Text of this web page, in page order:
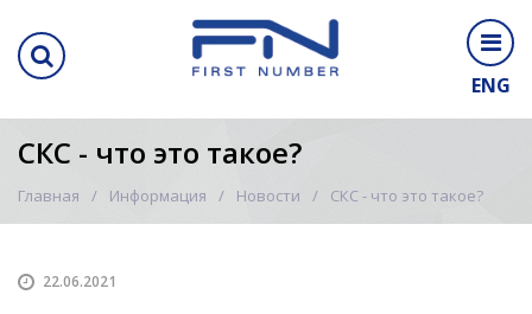
ENG
СКС - что это такое?
Главная Информация Новости СКС - что это такое?
22.06.2021